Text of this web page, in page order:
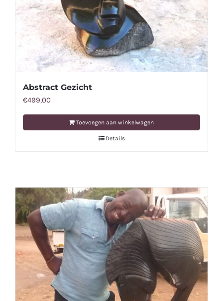
Abstract Gezicht
€499,00
Toevoegen aan winkelwagen
Details